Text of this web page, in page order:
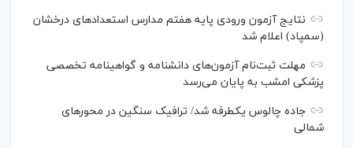
نتایج آزمون ورودی پایه هفتم مدارس استعدادهای درخشان
(سمپاد) اعلام شد
مهلت ثبت‌نام آزمون‌های دانشنامه و گواهینامه تخصصی
پزشکی امشب به پایان می‌رسد
جاده چالوس یکطرفه شد/ ترافیک سنگین در محورهای
شمالی